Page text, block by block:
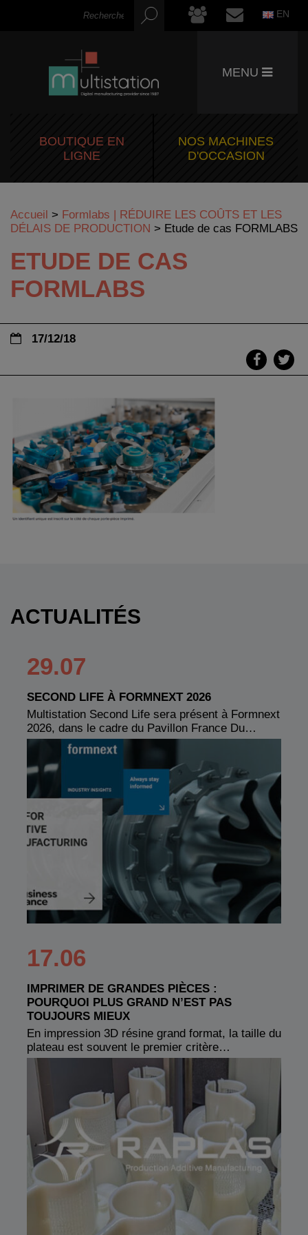
EN
MENU
BOUTIQUE EN
LIGNE
NOS MACHINES
D'OCCASION
Accueil > Formlabs | RÉDUIRE LES COÛTS ET LES
DÉLAIS DE PRODUCTION > Etude de cas FORMLABS
ETUDE DE CAS
FORMLABS
17/12/18
ACTUALITÉS
29.07
SECOND LIFE À FORMNEXT 2026
Multistation Second Life sera présent à Formnext
2026, dans le cadre du Pavillon France Du…
17.06
IMPRIMER DE GRANDES PIÈCES :
POURQUOI PLUS GRAND N’EST PAS
TOUJOURS MIEUX
En impression 3D résine grand format, la taille du
plateau est souvent le premier critère…